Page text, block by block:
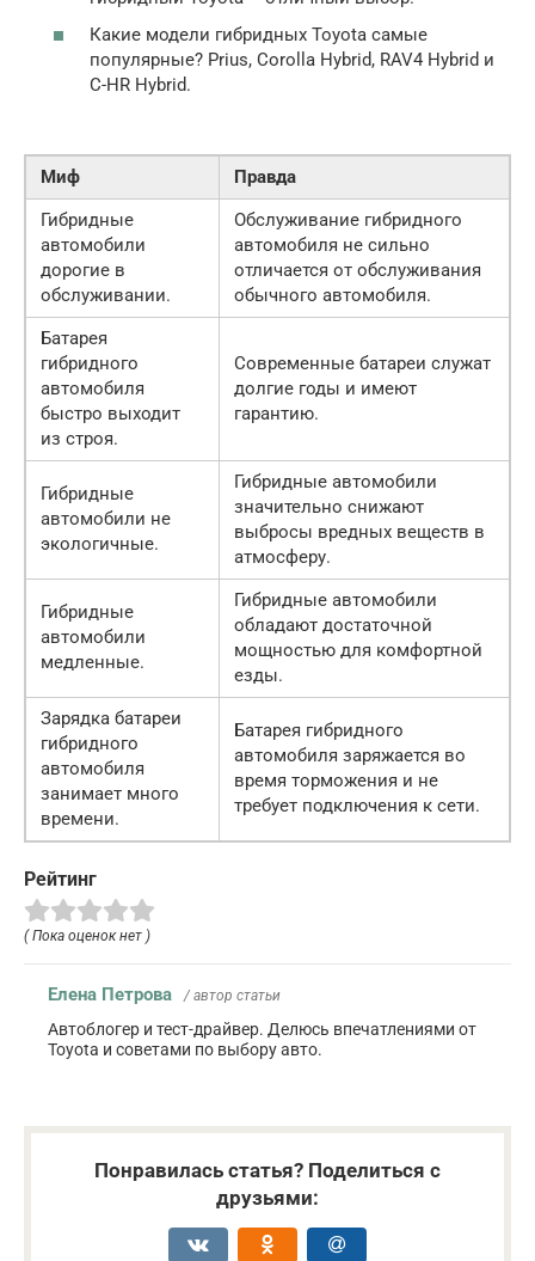
Какие модели гибридных Toyota самые
популярные? Prius, Corolla Hybrid, RAV4 Hybrid и
C-HR Hybrid.
Миф
Правда
Гибридные
автомобили
дорогие в
обслуживании.
Обслуживание гибридного
автомобиля не сильно
отличается от обслуживания
обычного автомобиля.
Батарея
гибридного
автомобиля
быстро выходит
из строя.
Современные батареи служат
долгие годы и имеют
гарантию.
Гибридные
автомобили не
экологичные.
Гибридные автомобили
значительно снижают
выбросы вредных веществ в
атмосферу.
Гибридные
автомобили
медленные.
Гибридные автомобили
обладают достаточной
мощностью для комфортной
езды.
Зарядка батареи
гибридного
автомобиля
занимает много
времени.
Батарея гибридного
автомобиля заряжается во
время торможения и не
требует подключения к сети.
Рейтинг
( Пока оценок нет )
Елена Петрова / автор статьи
Автоблогер и тест-драйвер. Делюсь впечатлениями от
Toyota и советами по выбору авто.
Понравилась статья? Поделиться с
друзьями: